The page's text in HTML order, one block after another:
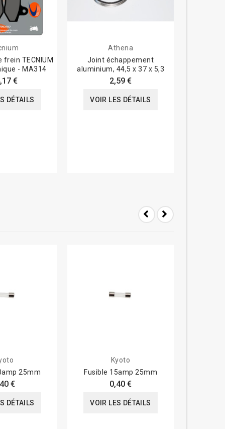
TECNIUM
- MA314
€
DÉTAILS
Athena
Joint échappement
aluminium, 44,5 x 37 x 5,3
2,59 €
VOIR LES DÉTAILS
25mm
€
DÉTAILS
Kyoto
Fusible 15amp 25mm
0,40 €
VOIR LES DÉTAILS